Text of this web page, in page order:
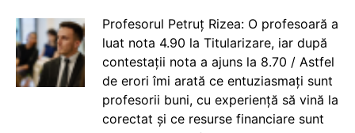
Profesorul Petruț Rizea: O profesoară a
luat nota 4.90 la Titularizare, iar după
contestații nota a ajuns la 8.70 / Astfel
de erori îmi arată ce entuziasmați sunt
profesorii buni, cu experiență să vină la
corectat și ce resurse financiare sunt